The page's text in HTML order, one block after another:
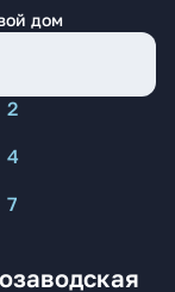
дом
2
4
7